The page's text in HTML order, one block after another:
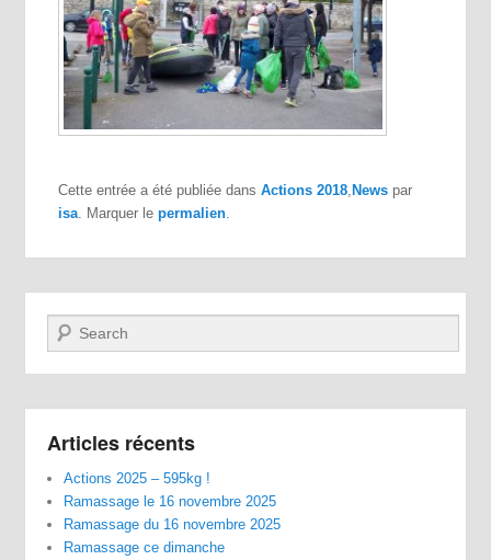
Cette entrée a été publiée dansActions 2018 ,News par
isa . Marquer lepermalien
Recherche
Articles récents
Actions 2025 – 595kg !
Ramassage le 16 novembre 2025
Ramassage du 16 novembre 2025
Ramassage ce dimanche